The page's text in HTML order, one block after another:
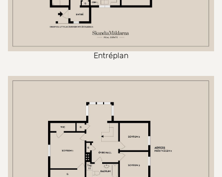
Entréplan